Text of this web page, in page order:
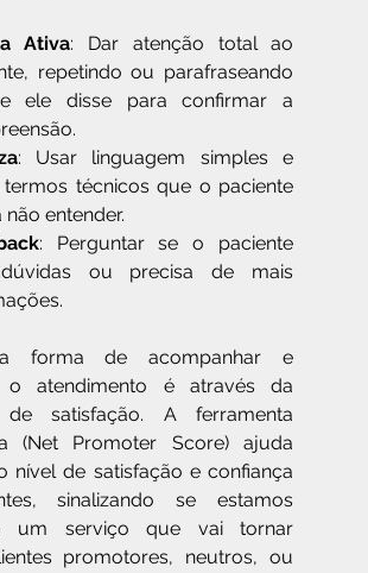
Ativa: Dar atenção total ao
repetindo ou parafraseando
ele disse para confirmar a
: Usar linguagem simples e
termos técnicos que o paciente
não entender.
: Perguntar se o paciente
ou precisa de mais
forma de acompanhar e
o atendimento é através da
de satisfação. A ferramenta
(Net Promoter Score) ajuda
nível de satisfação e confiança
sinalizando se estamos
um serviço que vai tornar
promotores, neutros, ou